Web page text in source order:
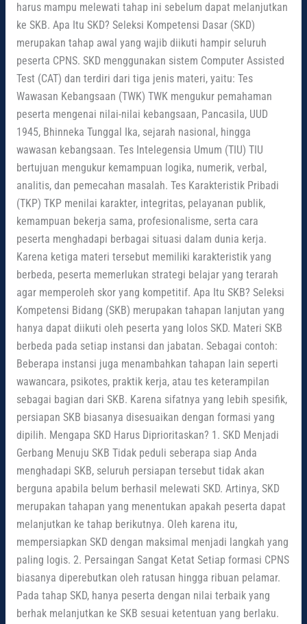
harus mampu melewati tahap ini sebelum dapat melanjutkan
ke SKB. Apa Itu SKD? Seleksi Kompetensi Dasar (SKD)
merupakan tahap awal yang wajib diikuti hampir seluruh
peserta CPNS. SKD menggunakan sistem Computer Assisted
Test (CAT) dan terdiri dari tiga jenis materi, yaitu: Tes
Wawasan Kebangsaan (TWK) TWK mengukur pemahaman
peserta mengenai nilai-nilai kebangsaan, Pancasila, UUD
1945, Bhinneka Tunggal Ika, sejarah nasional, hingga
wawasan kebangsaan. Tes Intelegensia Umum (TIU) TIU
bertujuan mengukur kemampuan logika, numerik, verbal,
analitis, dan pemecahan masalah. Tes Karakteristik Pribadi
(TKP) TKP menilai karakter, integritas, pelayanan publik,
kemampuan bekerja sama, profesionalisme, serta cara
peserta menghadapi berbagai situasi dalam dunia kerja.
Karena ketiga materi tersebut memiliki karakteristik yang
berbeda, peserta memerlukan strategi belajar yang terarah
agar memperoleh skor yang kompetitif. Apa Itu SKB? Seleksi
Kompetensi Bidang (SKB) merupakan tahapan lanjutan yang
hanya dapat diikuti oleh peserta yang lolos SKD. Materi SKB
berbeda pada setiap instansi dan jabatan. Sebagai contoh:
Beberapa instansi juga menambahkan tahapan lain seperti
wawancara, psikotes, praktik kerja, atau tes keterampilan
sebagai bagian dari SKB. Karena sifatnya yang lebih spesifik,
persiapan SKB biasanya disesuaikan dengan formasi yang
dipilih. Mengapa SKD Harus Diprioritaskan? 1. SKD Menjadi
Gerbang Menuju SKB Tidak peduli seberapa siap Anda
menghadapi SKB, seluruh persiapan tersebut tidak akan
berguna apabila belum berhasil melewati SKD. Artinya, SKD
merupakan tahapan yang menentukan apakah peserta dapat
melanjutkan ke tahap berikutnya. Oleh karena itu,
mempersiapkan SKD dengan maksimal menjadi langkah yang
paling logis. 2. Persaingan Sangat Ketat Setiap formasi CPNS
biasanya diperebutkan oleh ratusan hingga ribuan pelamar.
Pada tahap SKD, hanya peserta dengan nilai terbaik yang
berhak melanjutkan ke SKB sesuai ketentuan yang berlaku.